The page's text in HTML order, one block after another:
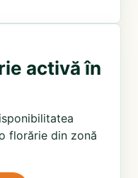
activă în
florărie din zonă